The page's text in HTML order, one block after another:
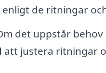
de ritningar
det uppstår
justera ritningar